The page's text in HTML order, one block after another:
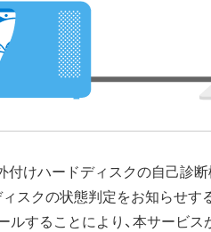
けハードディスクの自己診
ィスクの状態判定をお知らせ
ルすることにより、本サービス